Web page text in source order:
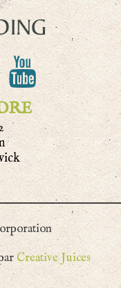
Creative Juices